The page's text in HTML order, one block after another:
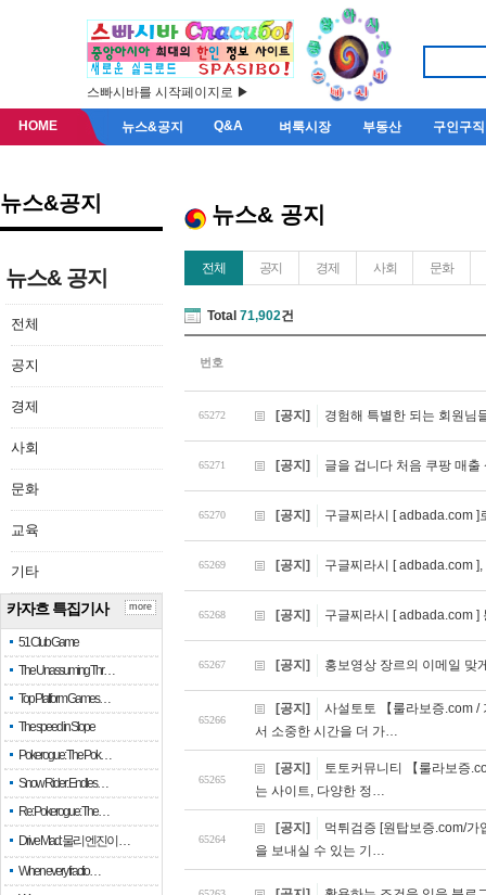
스빠시바를 시작페이지로 ▶
HOME 뉴스&공지 Q&A 벼룩시장 부동산 구인구직
뉴스&공지
뉴스& 공지
전체
공지
경제
사회
문화
교육
기타
카자흐 특집기사
51 Club Game
The Unassuming Thr…
Top Platform Games…
The speed in Slope
Pokerogue: The Pok…
Snow Rider: Endles…
Re: Pokerogue: The…
Drive Mad: 물리 엔진이 …
When every fractio…
more
뉴스& 공지
전체 공지 경제 사회 문화
Total 71,902건
번호
65272 [공지] 경험해 특별한 되는 회원님
65271 [공지] 글을 겁니다 처음 쿠팡 매출
65270 [공지] 구글찌라시 [ adbada.com ]
65269 [공지] 구글찌라시 [ adbada.com
65268 [공지] 구글찌라시 [ adbada.com ]
65267 [공지] 홍보영상 장르의 이메일 맞
65266
[공지]
사설토토 【룰라보증.com /
서 소중한 시간을 더 가…
65265
[공지]
토토커뮤니티 【룰라보증
는 사이트, 다양한 정…
65264
[공지]
먹튀검증 [원탑보증.com/
을 보내실 수 있는 기…